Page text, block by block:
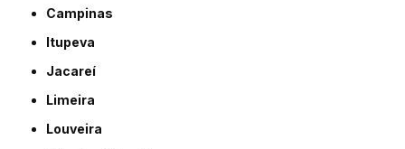
Campinas
Itupeva
Jacareí
Limeira
Louveira